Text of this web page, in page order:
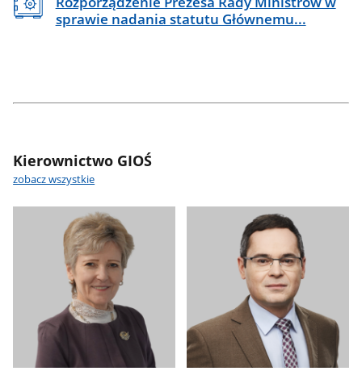
sprawie nadania statutu Głównemu...
Kierownictwo GIOŚ
zobacz wszystkie